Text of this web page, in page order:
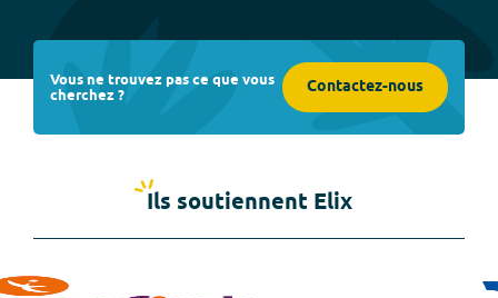
Vous ne trouvez pas ce que vous
cherchez ? Contactez-nous
Ils soutiennent Elix